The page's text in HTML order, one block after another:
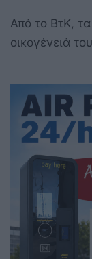
Από το ΒτΚ,
οικογένειά